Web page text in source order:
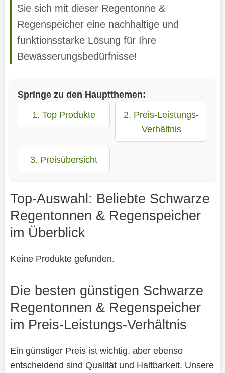
Sie sich mit dieser Regentonne &
Regenspeicher eine nachhaltige und
funktionsstarke Lösung für Ihre
Bewässerungsbedürfnisse!
Springe zu den Hauptthemen:
1. Top Produkte
2. Preis-Leistungs-
Verhältnis
3. Preisübersicht
Top-Auswahl: Beliebte Schwarze
Regentonnen & Regenspeicher
im Überblick
Keine Produkte gefunden.
Die besten günstigen Schwarze
Regentonnen & Regenspeicher
im Preis-Leistungs-Verhältnis
Ein günstiger Preis ist wichtig, aber ebenso
entscheidend sind Qualität und Haltbarkeit. Unsere